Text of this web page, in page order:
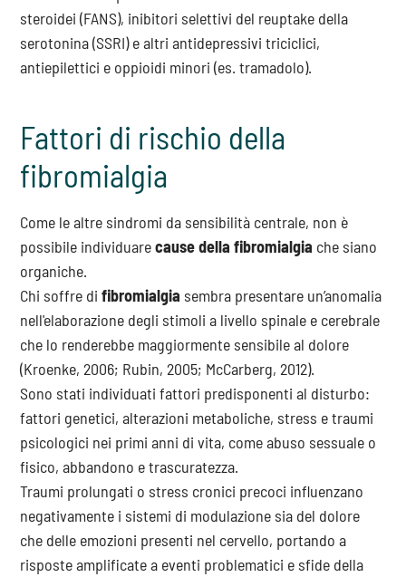
steroidei (FANS), inibitori selettivi del reuptake della
serotonina (SSRI) e altri antidepressivi triciclici,
antiepilettici e oppioidi minori (es. tramadolo).
Fattori di rischio della
fibromialgia
Come le altre sindromi da sensibilità centrale, non è
possibile individuarecause della fibromialgia che siano
organiche.
Chi soffre difibromialgia sembra presentare un’anomalia
nell'elaborazione degli stimoli a livello spinale e cerebrale
che lo renderebbe maggiormente sensibile al dolore
(Kroenke, 2006; Rubin, 2005; McCarberg, 2012).
Sono stati individuati fattori predisponenti al disturbo:
fattori genetici, alterazioni metaboliche, stress e traumi
psicologici nei primi anni di vita, come abuso sessuale o
fisico, abbandono e trascuratezza.
Traumi prolungati o stress cronici precoci influenzano
negativamente i sistemi di modulazione sia del dolore
che delle emozioni presenti nel cervello, portando a
risposte amplificate a eventi problematici e sfide della